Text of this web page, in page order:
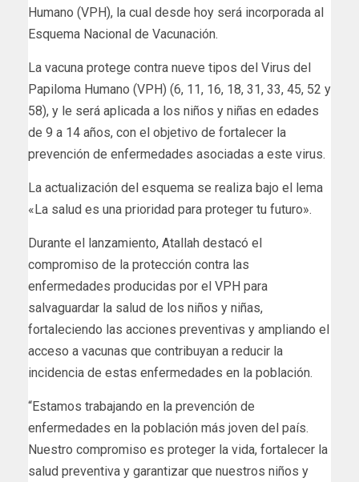
Humano (VPH), la cual desde hoy será incorporada al
Esquema Nacional de Vacunación.
La vacuna protege contra nueve tipos del Virus del
Papiloma Humano (VPH) (6, 11, 16, 18, 31, 33, 45, 52 y
58), y le será aplicada a los niños y niñas en edades
de 9 a 14 años, con el objetivo de fortalecer la
prevención de enfermedades asociadas a este virus.
La actualización del esquema se realiza bajo el lema
«La salud es una prioridad para proteger tu futuro».
Durante el lanzamiento, Atallah destacó el
compromiso de la protección contra las
enfermedades producidas por el VPH para
salvaguardar la salud de los niños y niñas,
fortaleciendo las acciones preventivas y ampliando el
acceso a vacunas que contribuyan a reducir la
incidencia de estas enfermedades en la población.
“Estamos trabajando en la prevención de
enfermedades en la población más joven del país.
Nuestro compromiso es proteger la vida, fortalecer la
salud preventiva y garantizar que nuestros niños y